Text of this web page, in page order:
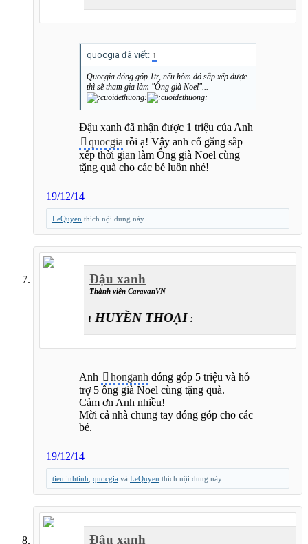
quocgia đã viết: ↑
Quocgia đóng góp 1tr, nếu hôm đó sắp xếp được
thì sẽ tham gia làm "Ông già Noel"...
Đậu xanh đã nhận được 1 triệu của Anh
quocgia rồi ạ! Vậy anh cố gắng sắp
xếp thời gian làm Ông già Noel cùng
tặng quà cho các bé luôn nhé!
19/12/14
LeQuyen thích nội dung này.
Đậu xanh
Thành viên CaravanVN
Caravan HUYỀN THOẠI ĐƯỜNG LÊN ĐỈNH
Anh honganh đóng góp 5 triệu và hỗ
trợ 5 ông già Noel cùng tặng quà.
Cảm ơn Anh nhiều!
Mời cả nhà chung tay đóng góp cho các
bé.
19/12/14
tieulinhtinh quocgia và LeQuyen thích nội dung này.
Đậu xanh